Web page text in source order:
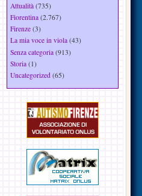
Attualità (735)
Fiorentina (2.767)
Firenze (3)
La mia voce in viola (43)
Senza categoria (913)
Storia (1)
Uncategorized (65)